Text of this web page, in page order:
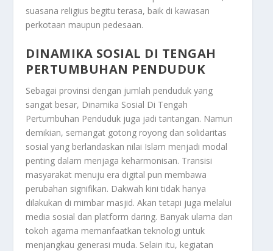
suasana religius begitu terasa, baik di kawasan
perkotaan maupun pedesaan.
DINAMIKA SOSIAL DI TENGAH
PERTUMBUHAN PENDUDUK
Sebagai provinsi dengan jumlah penduduk yang
sangat besar, Dinamika Sosial Di Tengah
Pertumbuhan Penduduk juga jadi tantangan. Namun
demikian, semangat gotong royong dan solidaritas
sosial yang berlandaskan nilai Islam menjadi modal
penting dalam menjaga keharmonisan. Transisi
masyarakat menuju era digital pun membawa
perubahan signifikan. Dakwah kini tidak hanya
dilakukan di mimbar masjid. Akan tetapi juga melalui
media sosial dan platform daring. Banyak ulama dan
tokoh agama memanfaatkan teknologi untuk
menjangkau generasi muda. Selain itu, kegiatan